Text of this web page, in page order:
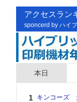
アクセスラン
sponcerd by ハイ
本日
キンコーズ